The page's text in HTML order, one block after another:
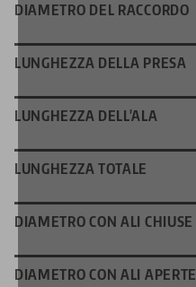
DIAMETRO DEL RACCORDO
LUNGHEZZA DELLA PRESA
LUNGHEZZA DELL'ALA
LUNGHEZZA TOTALE
DIAMETRO CON ALI CHIUSE
DIAMETRO CON ALI APERTE